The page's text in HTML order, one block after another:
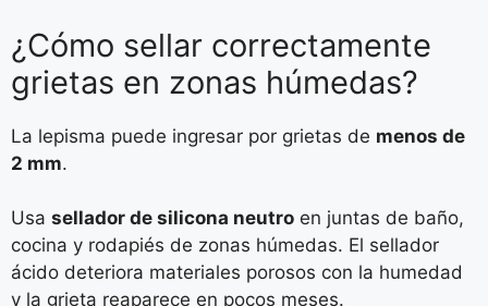
¿Cómo sellar correctamente
grietas en zonas húmedas?
La lepisma puede ingresar por grietas de menos de
2 mm.
Usa sellador de silicona neutro en juntas de baño,
cocina y rodapiés de zonas húmedas. El sellador
ácido deteriora materiales porosos con la humedad
y la grieta reaparece en pocos meses.